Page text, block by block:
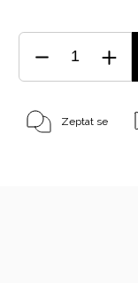
Zeptat se